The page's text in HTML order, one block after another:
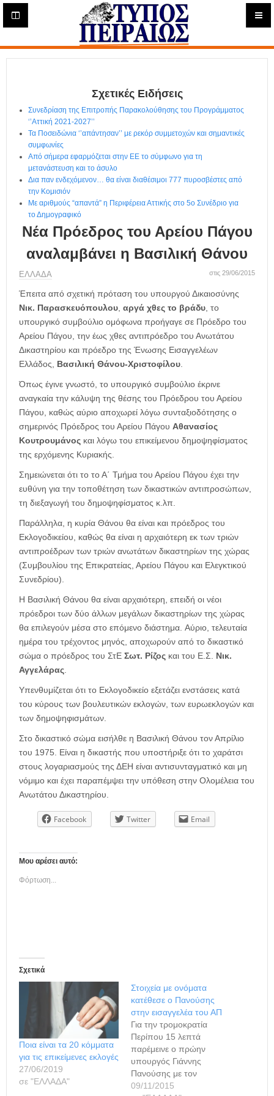
Η
ε
ρ
Σχετικές Ειδήσεις
Συνεδρίαση της Επιτροπής Παρακολούθησης του Προγράμματος
‘’Αττική 2021-2027’’
Τα Ποσειδώνια ‘’απάντησαν’’ με ρεκόρ συμμετοχών και σημαντικές
συμφωνίες
Από σήμερα εφαρμόζεται στην ΕΕ το σύμφωνο για τη
μετανάστευση και το άσυλο
Δια παν ενδεχόμενον… θα είναι διαθέσιμοι 777 πυροσβέστες από
την Κομισιόν
Με αριθμούς “απαντά” η Περιφέρεια Αττικής στο 5ο Συνέδριο για
το Δημογραφικό
Νέα Πρόεδρος του Αρείου Πάγου
αναλαμβάνει η Βασιλική Θάνου
ΕΛΛΑΔΑ στις 29/06/2015
Έπειτα από σχετική πρόταση του υπουργού Δικαιοσύνης
Νικ. Παρασκευόπουλου, αργά χθες το βράδυ, το
υπουργικό συμβούλιο ομόφωνα προήγαγε σε Πρόεδρο του
Αρείου Πάγου, την έως χθες αντιπρόεδρο του Ανωτάτου
Δικαστηρίου και πρόεδρο της Ένωσης Εισαγγελέων
Ελλάδος, Βασιλική Θάνου-Χριστοφίλου.
Όπως έγινε γνωστό, το υπουργικό συμβούλιο έκρινε
αναγκαία την κάλυψη της θέσης του Πρόεδρου του Αρείου
Πάγου, καθώς αύριο αποχωρεί λόγω συνταξιοδότησης ο
σημερινός Πρόεδρος του Αρείου Πάγου Αθανασίoς
Κουτρουμάνος και λόγω του επικείμενου δημοψηφίσματος
της ερχόμενης Κυριακής.
Σημειώνεται ότι το το Α΄ Τμήμα του Αρείου Πάγου έχει την
ευθύνη για την τοποθέτηση των δικαστικών αντιπροσώπων,
τη διεξαγωγή του δημοψηφίσματος κ.λπ.
Παράλληλα, η κυρία Θάνου θα είναι και πρόεδρος του
Εκλογοδικείου, καθώς θα είναι η αρχαιότερη εκ των τριών
αντιπροέδρων των τριών ανωτάτων δικαστηρίων της χώρας
(Συμβουλίου της Επικρατείας, Αρείου Πάγου και Ελεγκτικού
Συνεδρίου).
Η Βασιλική Θάνου θα είναι αρχαιότερη, επειδή οι νέοι
πρόεδροι των δύο άλλων μεγάλων δικαστηρίων της χώρας
θα επιλεγούν μέσα στο επόμενο διάστημα. Αύριο, τελευταία
ημέρα του τρέχοντος μηνός, αποχωρούν από το δικαστικό
σώμα ο πρόεδρος του ΣτΕ Σωτ. Ρίζος και του Ε.Σ. Νικ.
Αγγελάρας.
Υπενθυμίζεται ότι το Εκλογοδικείο εξετάζει ενστάσεις κατά
του κύρους των βουλευτικών εκλογών, των ευρωεκλογών και
των δημοψηφισμάτων.
Στο δικαστικό σώμα εισήλθε η Βασιλική Θάνου τον Απρίλιο
του 1975. Είναι η δικαστής που υποστήριξε ότι το χαράτσι
στους λογαριασμούς της ΔΕΗ είναι αντισυνταγματικό και μη
νόμιμο και έχει παραπέμψει την υπόθεση στην Ολομέλεια του
Ανωτάτου Δικαστηρίου.
Facebook Twitter Email
Μου αρέσει αυτό:
Φόρτωση...
Σχετικά
Ποια είναι τα 20 κόμματα
για τις επικείμενες εκλογές
27/06/2019
σε "ΕΛΛΑΔΑ"
Στοιχεία με ονόματα
κατέθεσε ο Πανούσης
στην εισαγγελέα του ΑΠ
Για την τρομοκρατία
Περίπου 15 λεπτά
παρέμεινε ο πρώην
υπουργός Γιάννης
Πανούσης με τον
δικηγόρο του και
09/11/2015